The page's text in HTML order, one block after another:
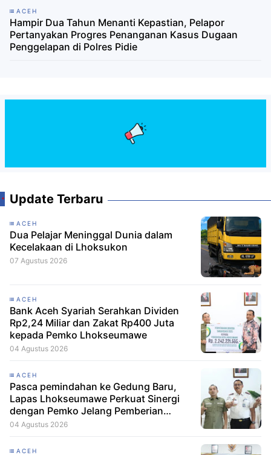
ACEH
Hampir Dua Tahun Menanti Kepastian, Pelapor
Pertanyakan Progres Penanganan Kasus Dugaan
Penggelapan di Polres Pidie
Update Terbaru
ACEH
Dua Pelajar Meninggal Dunia dalam
Kecelakaan di Lhoksukon
07 Agustus 2026
ACEH
Bank Aceh Syariah Serahkan Dividen
Rp2,24 Miliar dan Zakat Rp400 Juta
kepada Pemko Lhokseumawe
04 Agustus 2026
ACEH
Pasca pemindahan ke Gedung Baru,
Lapas Lhokseumawe Perkuat Sinergi
dengan Pemko Jelang Pemberian
Remisi HUT RI
04 Agustus 2026
ACEH